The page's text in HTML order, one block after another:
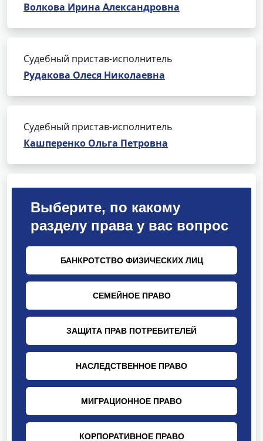
Волкова Ирина Александровна
Судебный пристав-исполнитель
Рудакова Олеся Николаевна
Судебный пристав-исполнитель
Кашперенко Ольга Петровна